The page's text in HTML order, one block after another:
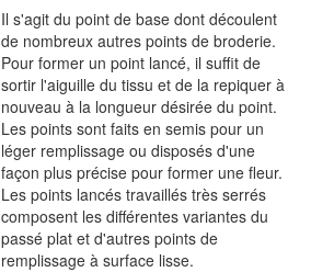
Il s'agit du point de base dont découlent
de nombreux autres points de broderie.
Pour former un point lancé, il suffit de
sortir l'aiguille du tissu et de la repiquer à
nouveau à la longueur désirée du point.
Les points sont faits en semis pour un
léger remplissage ou disposés d'une
façon plus précise pour former une fleur.
Les points lancés travaillés très serrés
composent les différentes variantes du
passé plat et d'autres points de
remplissage à surface lisse.